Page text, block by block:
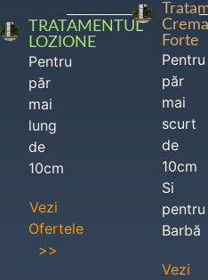
TRATAMENTUL
LOZIONE
Pentru
păr
mai
lung
de
10cm
Vezi
Ofertele
>>
Crema
Forte
Pentru
păr
mai
scurt
de
10cm
Si
pentru
Barbă
Vezi